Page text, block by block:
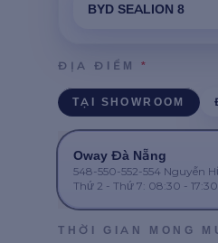
BYD SEALION 8
ĐỊA ĐIỂM*
TẠI SHOWROOM
Oway Đà Nẵng
548-550-552-554 Nguyễn
Thứ 2 - Thứ 7: 08:30 -
THỜI GIAN MONG